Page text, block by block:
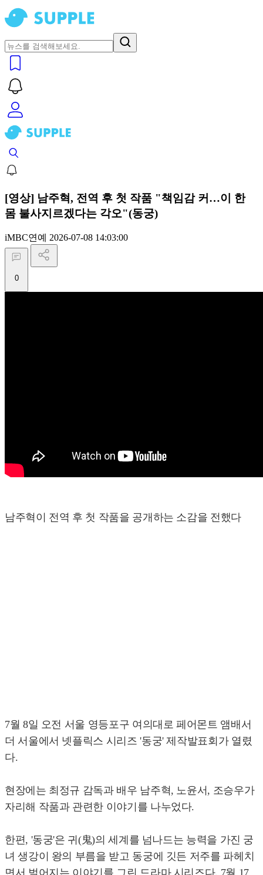
[영상] 남주혁, 전역 후 첫 작품 "책임감 커…이 한
몸 불사지르겠다는 각오"(동궁)
iMBC연예 2026-07-08 14:03:00
0
남주혁이 전역 후 첫 작품을 공개하는 소감을 전했다
7월 8일 오전 서울 영등포구 여의대로 페어몬트 앰배서
더 서울에서 넷플릭스 시리즈 '동궁' 제작발표회가 열렸
다.
현장에는 최정규 감독과 배우 남주혁, 노윤서, 조승우가
자리해 작품과 관련한 이야기를 나누었다.
한편, '동궁'은 귀(⻤)의 세계를 넘나드는 능력을 가진 궁
녀 생강이 왕의 부름을 받고 동궁에 깃든 저주를 파헤치